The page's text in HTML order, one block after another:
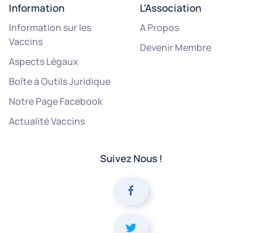
Information
Information sur les
Vaccins
Aspects Légaux
Boîte à Outils Juridique
Notre Page Facebook
Actualité Vaccins
L'Association
A Propos
Devenir Membre
Suivez Nous !